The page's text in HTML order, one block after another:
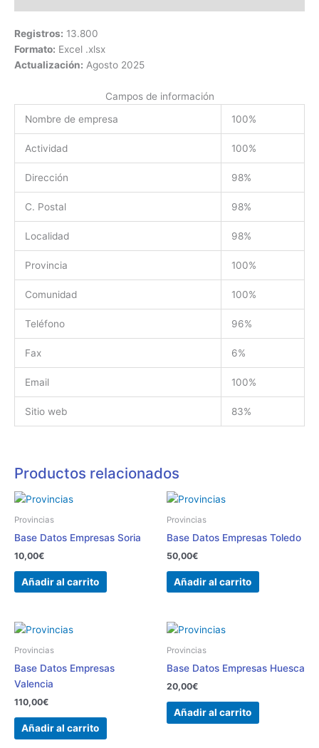
Registros: 13.800
Formato: Excel .xlsx
Actualización: Agosto 2025
Campos de información
Nombre de empresa
100%
Actividad 100%
Dirección 98%
C. Postal 98%
Localidad 98%
Provincia 100%
Comunidad 100%
Teléfono 96%
Fax 6%
Email 100%
Sitio web 83%
Productos relacionados
Provincias
Base Datos Empresas Soria
10,00€
Añadir al carrito
Provincias
Base Datos Empresas Toledo
50,00€
Añadir al carrito
Provincias
Base Datos Empresas
Valencia
110,00€
Añadir al carrito
Provincias
Base Datos Empresas Huesca
20,00€
Añadir al carrito